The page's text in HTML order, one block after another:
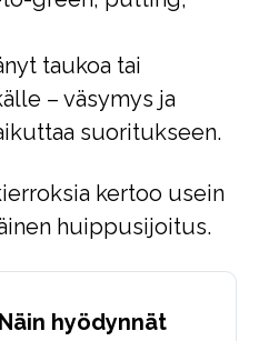
taukoa tai
– väsymys ja
suoritukseen.
kertoo usein
huippusijoitus.
hyödynnät